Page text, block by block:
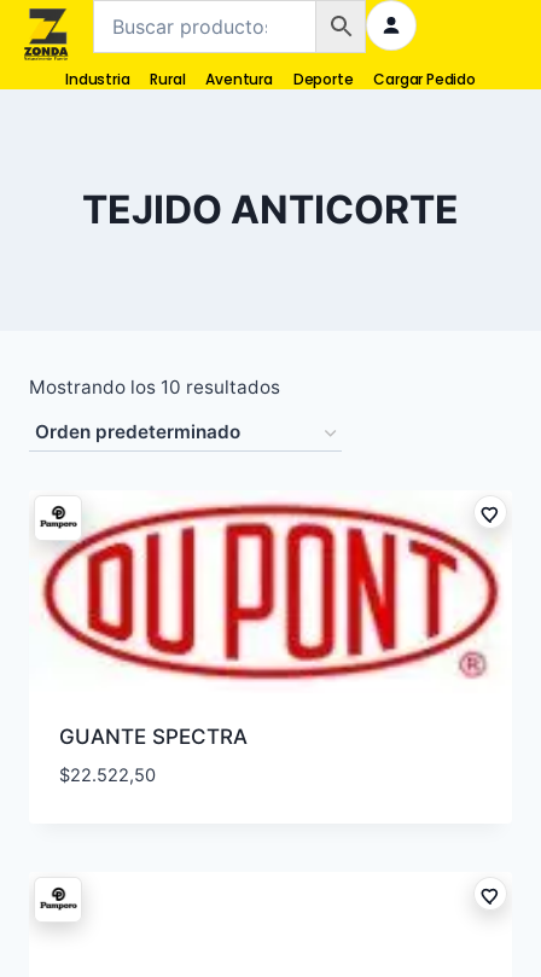
Industria Rural Aventura Deporte Cargar Pedido
TEJIDO ANTICORTE
Mostrando los 10 resultados
GUANTE SPECTRA
$22.522,50